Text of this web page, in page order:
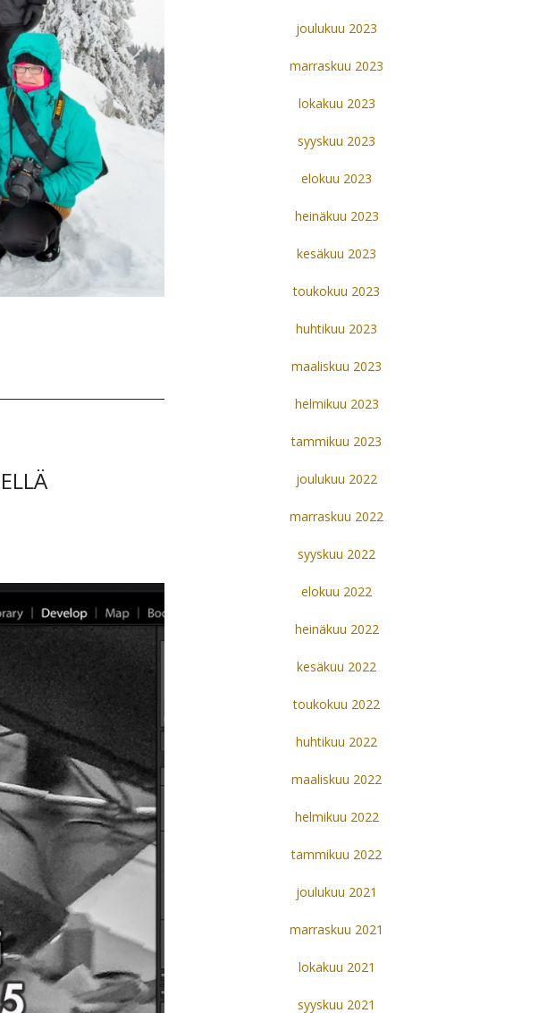
joulukuu 2023
marraskuu 2023
lokakuu 2023
syyskuu 2023
elokuu 2023
heinäkuu 2023
kesäkuu 2023
toukokuu 2023
huhtikuu 2023
maaliskuu 2023
helmikuu 2023
tammikuu 2023
joulukuu 2022
marraskuu 2022
syyskuu 2022
elokuu 2022
heinäkuu 2022
kesäkuu 2022
toukokuu 2022
huhtikuu 2022
maaliskuu 2022
helmikuu 2022
tammikuu 2022
joulukuu 2021
marraskuu 2021
lokakuu 2021
syyskuu 2021